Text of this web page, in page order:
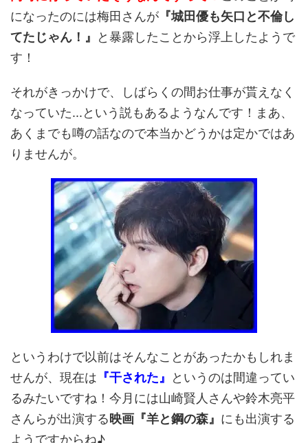
になったのには梅田さんが 『城田優も矢口と不倫し
てたじゃん！』
と暴露したことから浮上したようで
す！
それがきっかけで、しばらくの間お仕事が貰えなく
なっていた...という説もあるようなんです！まあ、
あくまでも噂の話なので本当かどうかは定かではあ
りませんが。
というわけで以前はそんなことがあったかもしれま
せんが、現在は 『干された』
というのは間違ってい
るみたいですね！今月には山崎賢人さんや鈴木亮平
さんらが出演する 映画『羊と鋼の森』 にも出演する
ようですからね♪